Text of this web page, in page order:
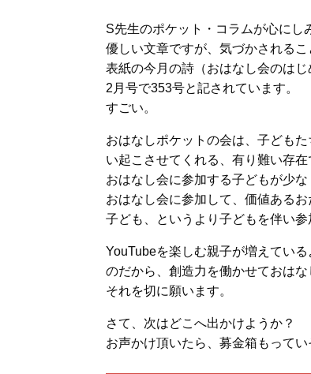
S先生のポケット・コラムが心にし
優しい文章ですが、気づかされる
表紙の今月の詩（おはなし会のは
2月号で353号と記されています。
すごい。
おはなしポケットの会は、子ども
い起こさせてくれる、有り難い存在
おはなし会に参加する子どもが少
おはなし会に参加して、価値ある
子ども、というより子どもを伴い
YouTubeを楽しむ親子が増えてい
のだから、創造力を働かせておは
それを切に願います。
さて、次はどこへ出かけようか？
お声かけ頂いたら、募金箱もって